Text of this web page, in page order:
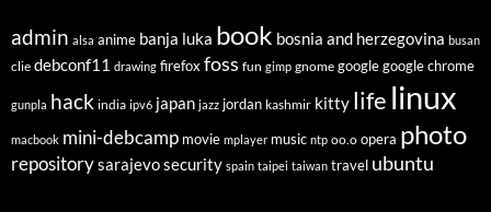
admin alsa anime banja luka book bosnia and herzegovina busan
clie debconf11 drawing firefoxfoss fun gimp gnome google google chrome
gunpla hack india ipv6 japan jazz jordan kashmir kitty life linux
macbook mini-debcamp movie mplayer music ntp oo.o opera photo
repositorysarajevosecurity spain taipei taiwan travel ubuntu